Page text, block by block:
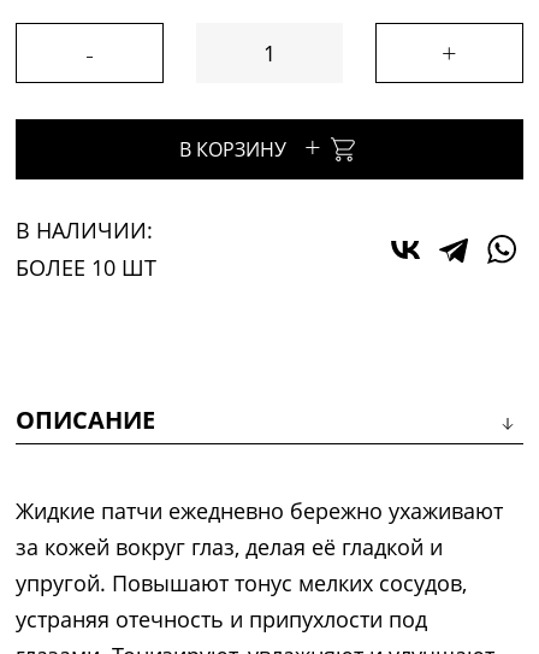
- +
В КОРЗИНУ +
В НАЛИЧИИ:
БОЛЕЕ 10 ШТ
ОПИСАНИЕ
Жидкие патчи ежедневно бережно ухаживают
за кожей вокруг глаз, делая её гладкой и
упругой. Повышают тонус мелких сосудов,
устраняя отечность и припухлости под